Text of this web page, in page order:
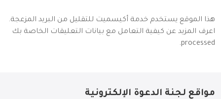
هذا الموقع يستخدم خدمة أكيسميت للتقليل من البريد المزعجة.
اعرف المزيد عن كيفية التعامل مع بيانات التعليقات الخاصة بك
processed
.
مواقع لجنة الدعوة الإلكترونية